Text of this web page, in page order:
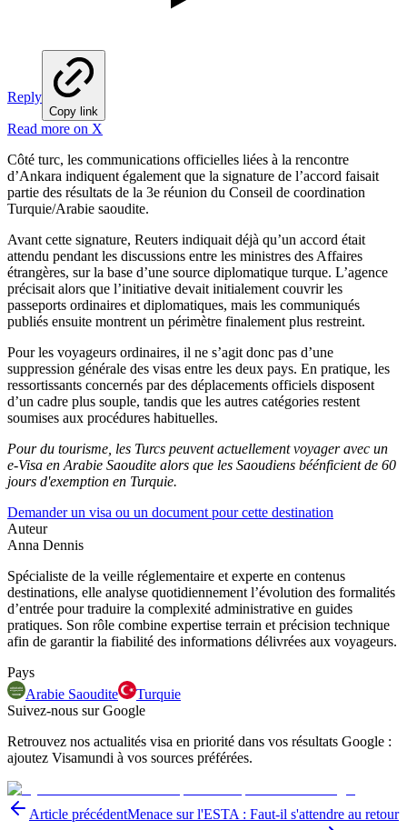
Reply
Copy link
Read more on X
Côté turc, les communications officielles liées à la rencontre
d’Ankara indiquent également que la signature de l’accord faisait
partie des résultats de la 3e réunion du Conseil de coordination
Turquie/Arabie saoudite.
Avant cette signature, Reuters indiquait déjà qu’un accord était
attendu pendant les discussions entre les ministres des Affaires
étrangères, sur la base d’une source diplomatique turque. L’agence
précisait alors que l’initiative devait initialement couvrir les
passeports ordinaires et diplomatiques, mais les communiqués
publiés ensuite montrent un périmètre finalement plus restreint.
Pour les voyageurs ordinaires, il ne s’agit donc pas d’une
suppression générale des visas entre les deux pays. En pratique, les
ressortissants concernés par des déplacements officiels disposent
d’un cadre plus souple, tandis que les autres catégories restent
soumises aux procédures habituelles.
Pour du tourisme, les Turcs peuvent actuellement voyager avec un
e-Visa en Arabie Saoudite alors que les Saoudiens béénficient de 60
jours d'exemption en Turquie.
Demander un visa ou un document pour cette destination
Auteur
Anna Dennis
Spécialiste de la veille réglementaire et experte en contenus
destinations, elle analyse quotidiennement l’évolution des formalités
d’entrée pour traduire la complexité administrative en guides
pratiques. Son rôle combine expertise terrain et précision technique
afin de garantir la fiabilité des informations délivrées aux voyageurs.
Pays
Arabie Saoudite
Turquie
Suivez-nous sur Google
Retrouvez nos actualités visa en priorité dans vos résultats Google :
ajoutez Visamundi à vos sources préférées.
Article précédentMenace sur l'ESTA : Faut-il s'attendre au retour